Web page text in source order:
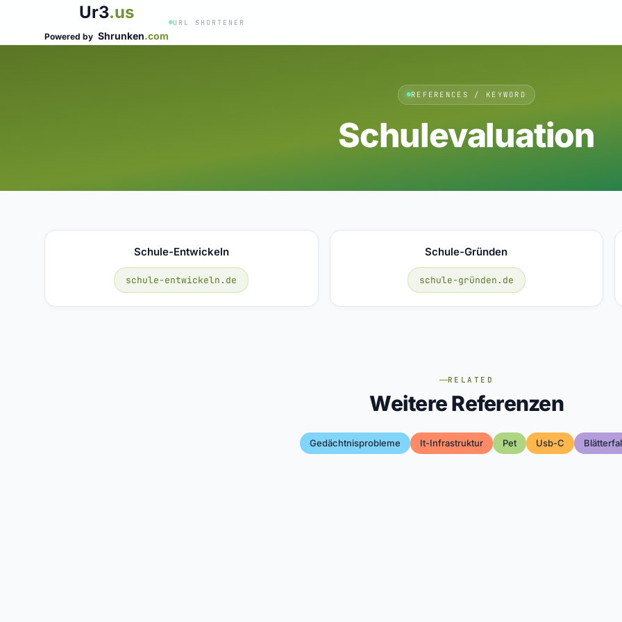
Ur3.us
Powered by Shrunken.com
URL SHORTENER
REFERENCES / KEYWORD
Schulevaluation
Schule-Entwickeln
schule-entwickeln.de
Schule-Gründen
schule-gründen.de
RELATED
Weitere Referenzen
Gedächtnisprobleme It-Infrastruktur Pet Usb-C